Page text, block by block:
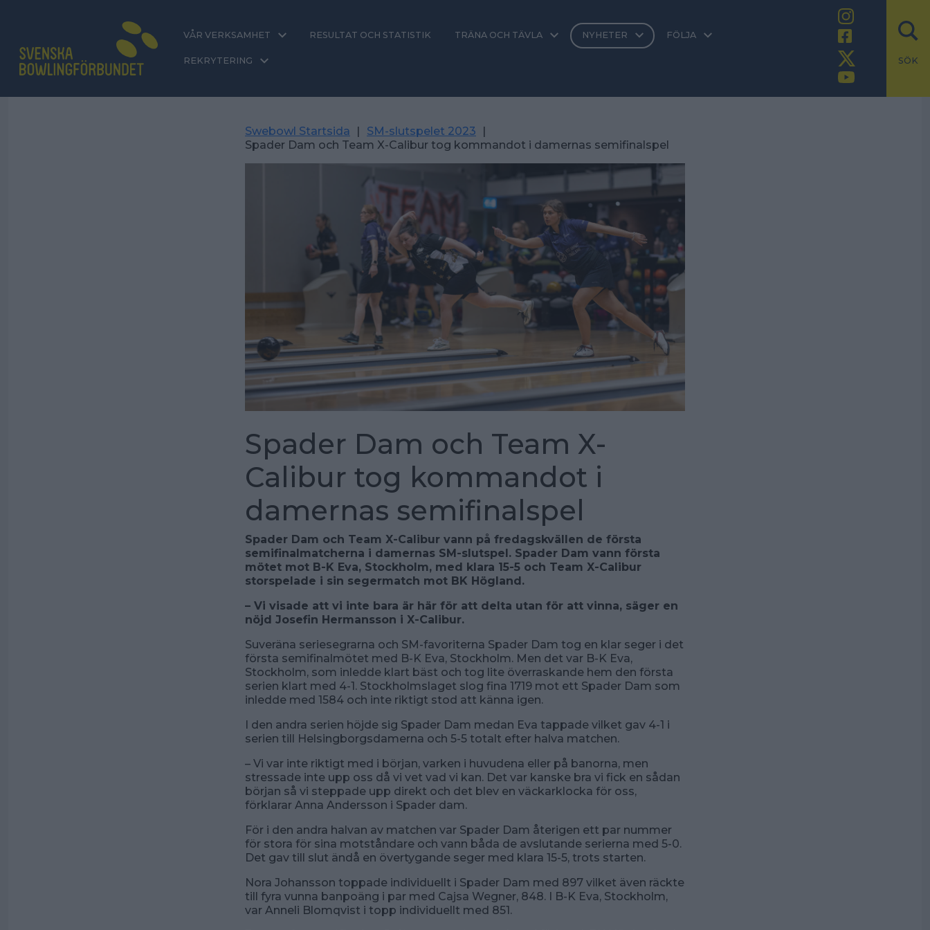
VÅR VERKSAMHET RESULTAT OCH STATISTIK TRÄNA OCH TÄVLA NYHETER FÖLJA
SÖK
REKRYTERING
Swebowl Startsida | SM-slutspelet 2023
|
Spader Dam och Team X-Calibur tog kommandot i damernas semifinalspel
Spader Dam och Team X-
Calibur tog kommandot i
damernas semifinalspel
Spader Dam och Team X-Calibur vann på fredagskvällen de första
semifinalmatcherna i damernas SM-slutspel. Spader Dam vann första
mötet mot B-K Eva, Stockholm, med klara 15-5 och Team X-Calibur
storspelade i sin segermatch mot BK Högland.
– Vi visade att vi inte bara är här för att delta utan för att vinna, säger en
nöjd Josefin Hermansson i X-Calibur.
Suveräna seriesegrarna och SM-favoriterna Spader Dam tog en klar seger i det
första semifinalmötet med B-K Eva, Stockholm. Men det var B-K Eva,
Stockholm, som inledde klart bäst och tog lite överraskande hem den första
serien klart med 4-1. Stockholmslaget slog fina 1719 mot ett Spader Dam som
inledde med 1584 och inte riktigt stod att känna igen.
I den andra serien höjde sig Spader Dam medan Eva tappade vilket gav 4-1 i
serien till Helsingborgsdamerna och 5-5 totalt efter halva matchen.
– Vi var inte riktigt med i början, varken i huvudena eller på banorna, men
stressade inte upp oss då vi vet vad vi kan. Det var kanske bra vi fick en sådan
början så vi steppade upp direkt och det blev en väckarklocka för oss,
förklarar Anna Andersson i Spader dam.
För i den andra halvan av matchen var Spader Dam återigen ett par nummer
för stora för sina motståndare och vann båda de avslutande serierna med 5-0.
Det gav till slut ändå en övertygande seger med klara 15-5, trots starten.
Nora Johansson toppade individuellt i Spader Dam med 897 vilket även räckte
till fyra vunna banpoäng i par med Cajsa Wegner, 848. I B-K Eva, Stockholm,
var Anneli Blomqvist i topp individuellt med 851.